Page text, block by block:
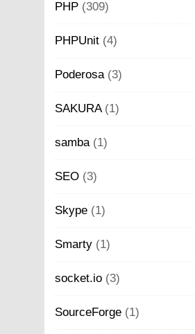
PHP (309)
PHPUnit (4)
Poderosa(3)
SAKURA(1)
samba(1)
SEO (3)
Skype (1)
Smarty (1)
socket.io (3)
SourceForge (1)